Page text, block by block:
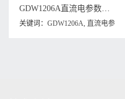
GDW1206A直流电参数测试仪说明书下载
关键词： GDW1206A, 直流电参